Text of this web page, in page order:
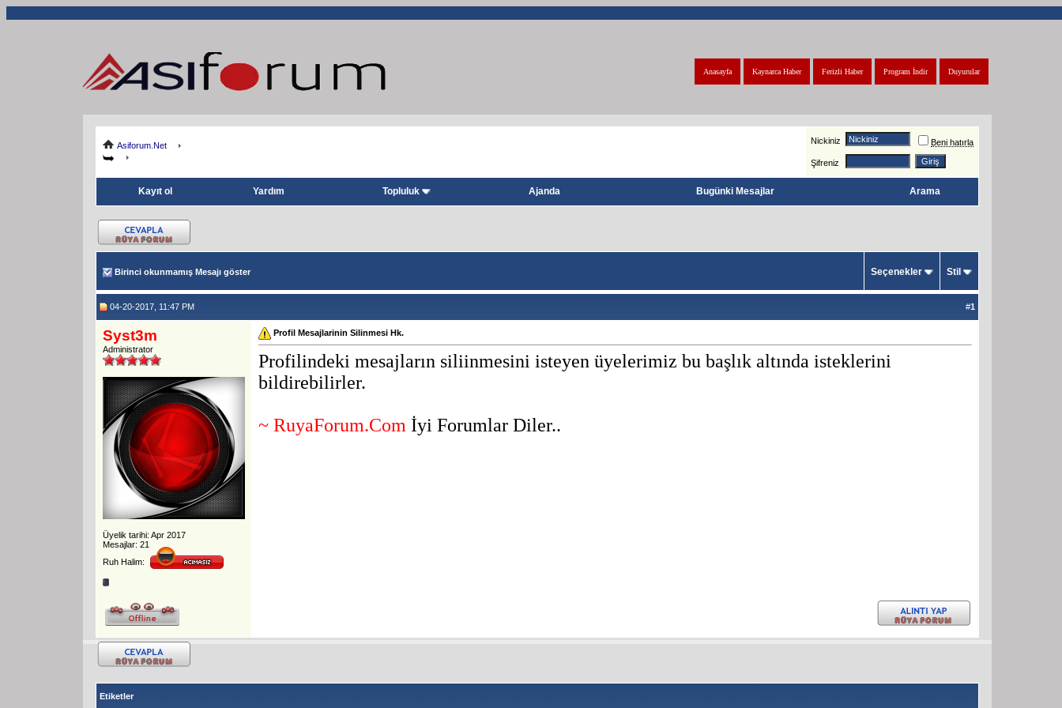
Duyurular
Program İndir
Ferizli Haber
Kaynarca Haber
Anasayfa
Asiforum.Net Nickiniz Beni hatırla
Şifreniz
Kayıt ol Yardım Topluluk Ajanda Bugünki Mesajlar Arama
Birinci okunmamış Mesajı göster Seçenekler Stil
04-20-2017, 11:47 PM #1
Syst3m
Administrator
Üyelik tarihi: Apr 2017
Mesajlar: 21
Ruh Halim:
Profil Mesajlarinin Silinmesi Hk.
Profilindeki mesajların siliinmesini isteyen üyelerimiz bu başlık altında isteklerini
bildirebilirler.
~ RuyaForum.Com İyi Forumlar Diler..
Etiketler